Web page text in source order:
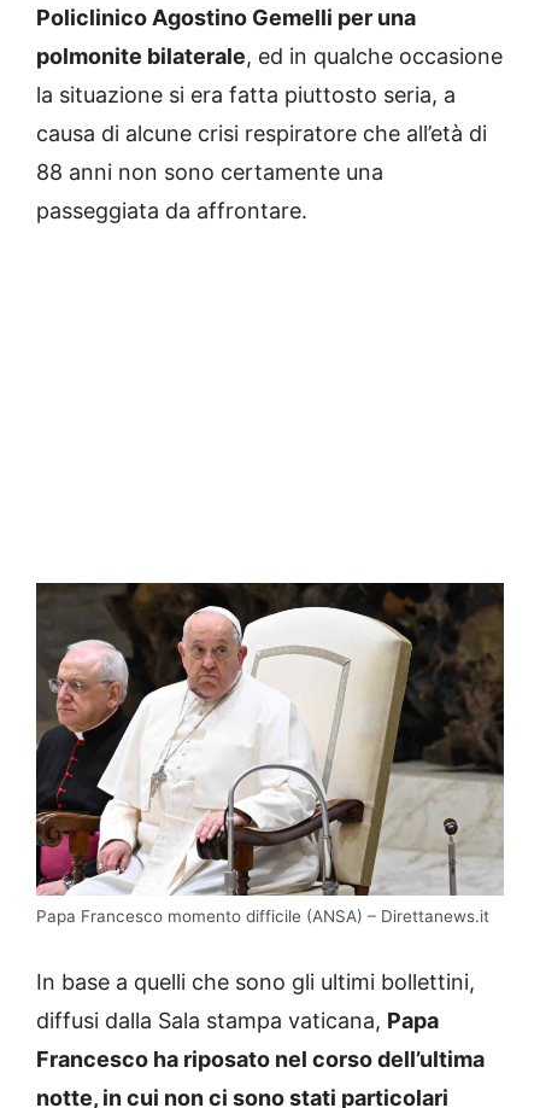
Policlinico Agostino Gemelli per una
polmonite bilaterale, ed in qualche occasione
la situazione si era fatta piuttosto seria, a
causa di alcune crisi respiratore che all’età di
88 anni non sono certamente una
passeggiata da affrontare.
Papa Francesco momento difficile (ANSA) – Direttanews.it
In base a quelli che sono gli ultimi bollettini,
diffusi dalla Sala stampa vaticana, Papa
Francesco ha riposato nel corso dell’ultima
notte, in cui non ci sono stati particolari